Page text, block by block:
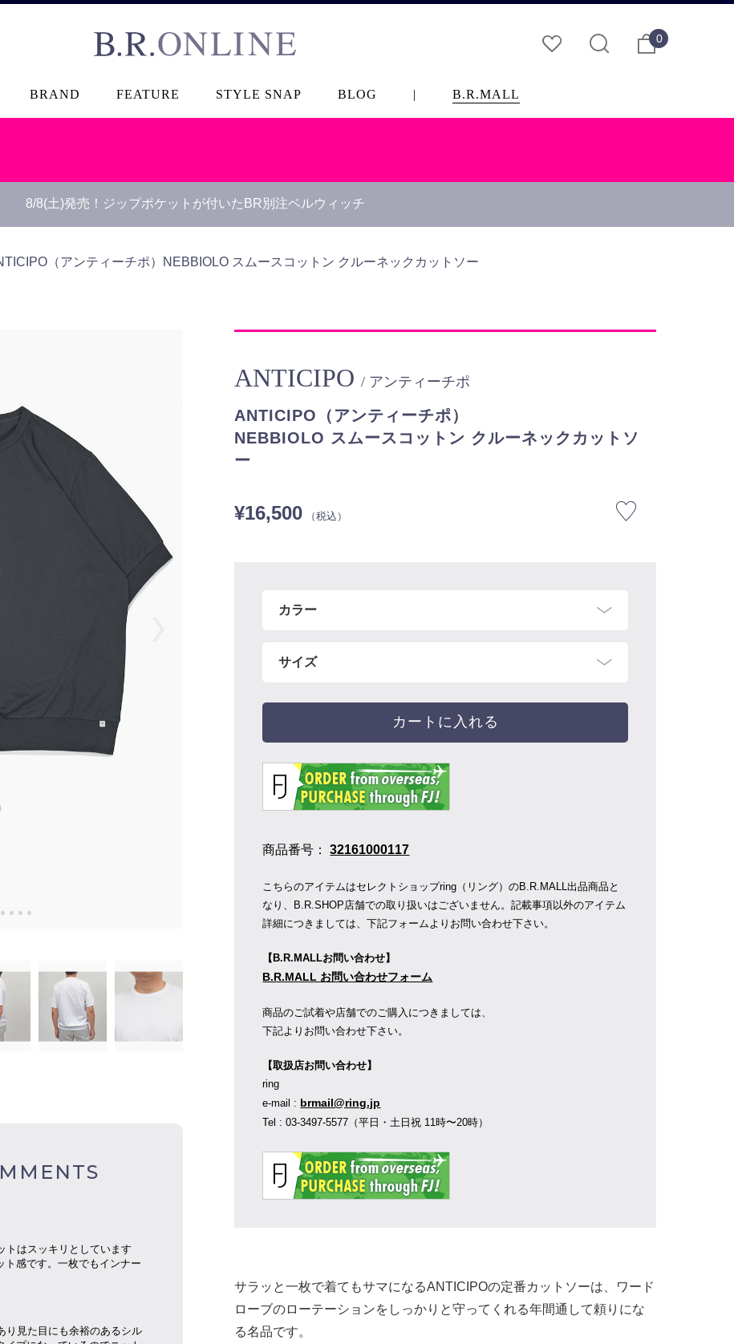
0
BRAND FEATURE STYLE SNAP BLOG | B.R.MALL
8/8(土)発売！ジップポケットが付いたBR別注ベルウィッチ
（アンティーチポ） NEBBIOLO スムースコットン クルーネックカットソー
ANTICIPO/ アンティーチポ
ANTICIPO（アンティーチポ）
NEBBIOLO スムースコットン クルーネックカットソ
ー
¥16,500 （税込）
トはスッキリとしています
ト感です。一枚でもインナー
り見た目にも余裕のあるシル
カートに入れる
商品番号：32161000117
こちらのアイテムはセレクトショップring（リング）のB.R.MALL出品商品と
なり、B.R.SHOP店舗での取り扱いはございません。記載事項以外のアイテム
詳細につきましては、下記フォームよりお問い合わせ下さい。
【B.R.MALLお問い合わせ】
B.R.MALL お問い合わせフォーム
商品のご試着や店舗でのご購入につきましては、
下記よりお問い合わせ下さい。
【取扱店お問い合わせ】
ring
e-mail : brmail@ring.jp
Tel : 03-3497-5577（平日・土日祝 11時〜20時）
サラッと一枚で着てもサマになるANTICIPOの定番カットソーは、ワード
ローブのローテーションをしっかりと守ってくれる年間通して頼りにな
る名品です。